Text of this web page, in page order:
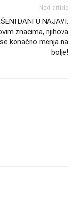
Next article
DANI U NAJAVI:
znacima, njihova
konačno menja na
bolje!